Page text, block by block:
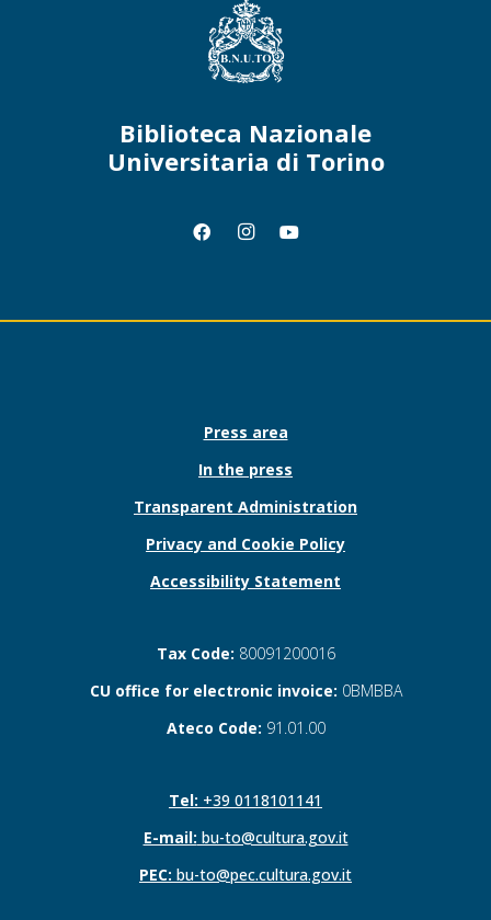
Biblioteca Nazionale
Universitaria di Torino
Press area
In the press
Transparent Administration
Privacy and Cookie Policy
Accessibility Statement
Tax Code: 80091200016
CU office for electronic invoice: 0BMBBA
Ateco Code: 91.01.00
Tel: +39 0118101141
E-mail: bu-to@cultura.gov.it
PEC: bu-to@pec.cultura.gov.it